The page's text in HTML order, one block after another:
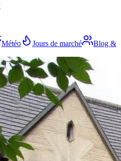
Météo Jours de marché
Blog &